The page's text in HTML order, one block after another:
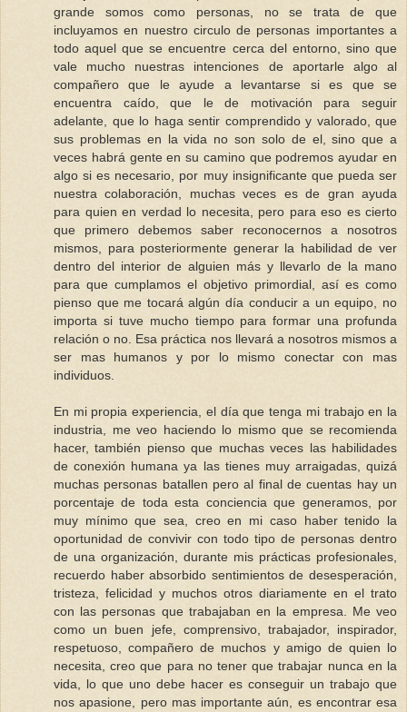
grande somos como personas, no se trata de que
incluyamos en nuestro circulo de personas importantes a
todo aquel que se encuentre cerca del entorno, sino que
vale mucho nuestras intenciones de aportarle algo al
compañero que le ayude a levantarse si es que se
encuentra caído, que le de motivación para seguir
adelante, que lo haga sentir comprendido y valorado, que
sus problemas en la vida no son solo de el, sino que a
veces habrá gente en su camino que podremos ayudar en
algo si es necesario, por muy insignificante que pueda ser
nuestra colaboración, muchas veces es de gran ayuda
para quien en verdad lo necesita, pero para eso es cierto
que primero debemos saber reconocernos a nosotros
mismos, para posteriormente generar la habilidad de ver
dentro del interior de alguien más y llevarlo de la mano
para que cumplamos el objetivo primordial, así es como
pienso que me tocará algún día conducir a un equipo, no
importa si tuve mucho tiempo para formar una profunda
relación o no. Esa práctica nos llevará a nosotros mismos a
ser mas humanos y por lo mismo conectar con mas
individuos.
En mi propia experiencia, el día que tenga mi trabajo en la
industria, me veo haciendo lo mismo que se recomienda
hacer, también pienso que muchas veces las habilidades
de conexión humana ya las tienes muy arraigadas, quizá
muchas personas batallen pero al final de cuentas hay un
porcentaje de toda esta conciencia que generamos, por
muy mínimo que sea, creo en mi caso haber tenido la
oportunidad de convivir con todo tipo de personas dentro
de una organización, durante mis prácticas profesionales,
recuerdo haber absorbido sentimientos de desesperación,
tristeza, felicidad y muchos otros diariamente en el trato
con las personas que trabajaban en la empresa. Me veo
como un buen jefe, comprensivo, trabajador, inspirador,
respetuoso, compañero de muchos y amigo de quien lo
necesita, creo que para no tener que trabajar nunca en la
vida, lo que uno debe hacer es conseguir un trabajo que
nos apasione, pero mas importante aún, es encontrar esa